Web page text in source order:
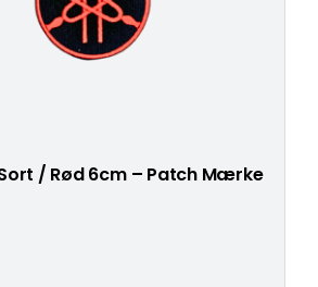
/ Rød 6cm – Patch Mærke